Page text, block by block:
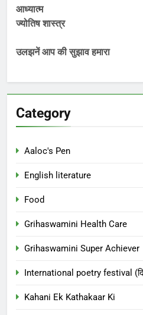
आध्यात्म
ज्योतिष शास्त्र
उलझनें आप की सुझाव हमारा
Category
Aaloc's Pen
English literature
Food
Grihaswamini Health Care
Grihaswamini Super Achiever
International poetry festival
Kahani Ek Kathakaar Ki